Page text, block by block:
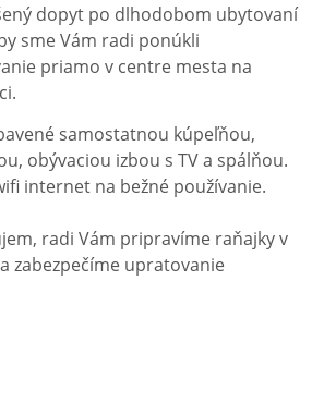
dopyt po dlhodobom ubytovaní
sme Vám radi ponúkli
priamo v centre mesta na
samostatnou kúpeľňou,
obývaciou izbou s TV a spálňou.
internet na bežné používanie.
radi Vám pripravíme raňajky v
zabezpečíme upratovanie